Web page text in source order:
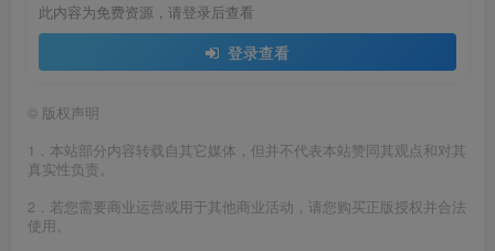
此内容为免费资源，请登录后查看
登录查看
© 版权声明
1．本站部分内容转载自其它媒体，但并不代表本站赞同其观点和对其
真实性负责。
2．若您需要商业运营或用于其他商业活动，请您购买正版授权并合法
使用。